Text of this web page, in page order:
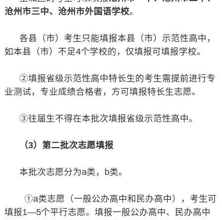
沧州市三中、沧州市外国语学校。
各县（市）考生只能填报本县（市）示范性高中，
如本县（市）不足4个学校的，仅填报可填报学校。
②填报省级示范性高中特长生的考生需提前进行专
业测试，专业成绩合格者，方可填报特长生志愿。
③往届生不得在本批次填报省级示范性高中。
（3）第二批次志愿填报
本批次志愿分为a类，b类。
①a类志愿（一般公办高中和民办高中），考生可
填报1—5个平行志愿。填报一般公办高中、民办高中